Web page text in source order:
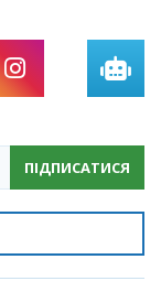
ПІДПИСАТИСЯ